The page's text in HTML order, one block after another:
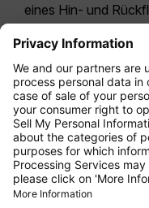
eines Hin- und
letzten 24 Stunden
möglicherweise nicht
Economy Class
sich i.d.R. um
Tarifoption. Es
fürAufgabegepäck
Leistungen anfallen.